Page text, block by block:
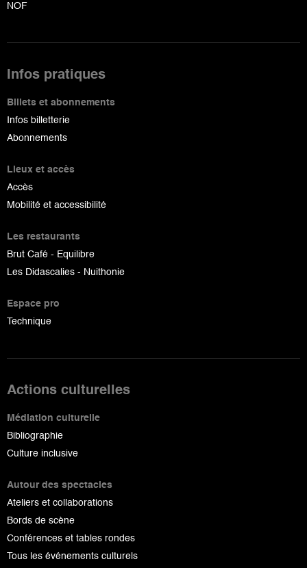
NOF
Infos pratiques
Billets et abonnements
Infos billetterie
Abonnements
Lieux et accès
Accès
Mobilité et accessibilité
Les restaurants
Brut Café - Equilibre
Les Didascalies - Nuithonie
Espace pro
Technique
Actions culturelles
Médiation culturelle
Bibliographie
Culture inclusive
Autour des spectacles
Ateliers et collaborations
Bords de scène
Conférences et tables rondes
Tous les événements culturels